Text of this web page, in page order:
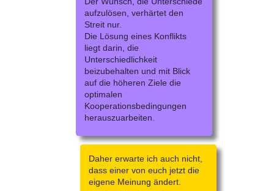
aufzulösen, verhärtet den
Streit nur.
Die Lösung eines Konflikts
liegt darin, die
Unterschiedlichkeit
beizubehalten und mit Blick
auf die höheren Ziele die
optimalen
Kooperationsbedingungen
herauszuarbeiten.
Daher erwarte ich auch nicht,
dass einer von euch jetzt die
eigene Meinung ändert.